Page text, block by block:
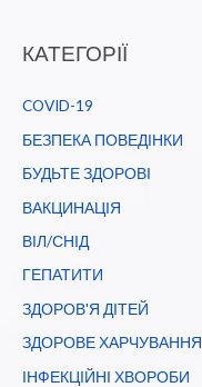
КАТЕГОРІЇ
COVID-19
БЕЗПЕКА ПОВЕДІНКИ
БУДЬТЕ ЗДОРОВІ
ВАКЦИНАЦІЯ
ВІЛ/СНІД
ГЕПАТИТИ
ЗДОРОВ'Я ДІТЕЙ
ЗДОРОВЕ ХАРЧУВАННЯ
ІНФЕКЦІЙНІ ХВОРОБИ